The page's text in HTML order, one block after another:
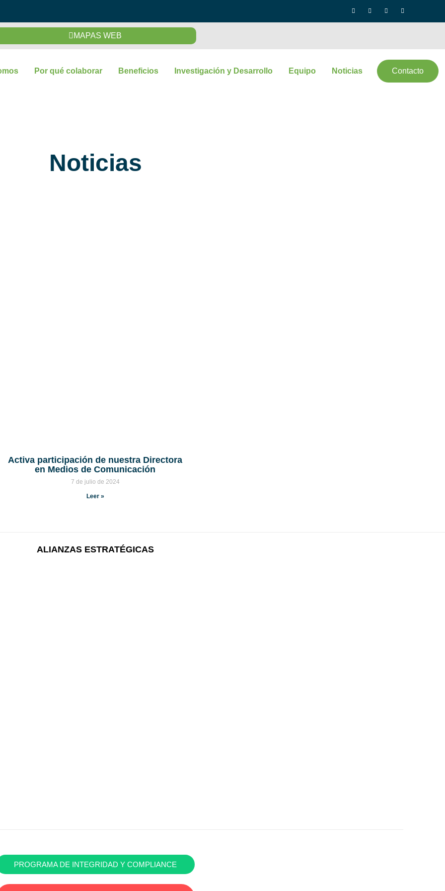
MAPAS WEB
Por qué colaborar Beneficios Investigación y Desarrollo Equipo Noticias Contacto
Noticias
Activa participación de nuestra Directora
en Medios de Comunicación
7 de julio de 2024
Leer »
ALIANZAS ESTRATÉGICAS​
PROGRAMA DE INTEGRIDAD Y COMPLIANCE